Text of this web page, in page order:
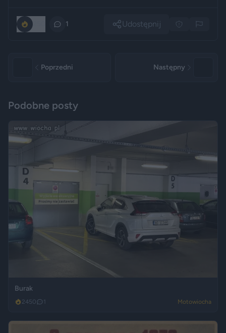
1 Udostępnij
Poprzedni Następny
Podobne posty
Burak
2450 1 Motowiocha